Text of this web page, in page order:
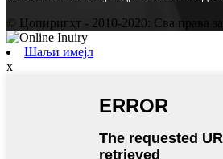
© Цопиригхт - 2010-2020: Сва права
Шаљи имејл
x